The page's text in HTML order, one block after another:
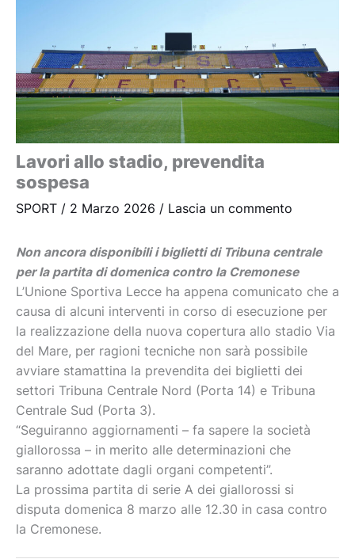
Lavori allo stadio, prevendita
sospesa
SPORT / 2 Marzo 2026 / Lascia un commento
Non ancora disponibili i biglietti di Tribuna centrale
per la partita di domenica contro la Cremonese
L’Unione Sportiva Lecce ha appena comunicato che a
causa di alcuni interventi in corso di esecuzione per
la realizzazione della nuova copertura allo stadio Via
del Mare, per ragioni tecniche non sarà possibile
avviare stamattina la prevendita dei biglietti dei
settori Tribuna Centrale Nord (Porta 14) e Tribuna
Centrale Sud (Porta 3).
“Seguiranno aggiornamenti – fa sapere la società
giallorossa – in merito alle determinazioni che
saranno adottate dagli organi competenti”.
La prossima partita di serie A dei giallorossi si
disputa domenica 8 marzo alle 12.30 in casa contro
la Cremonese.